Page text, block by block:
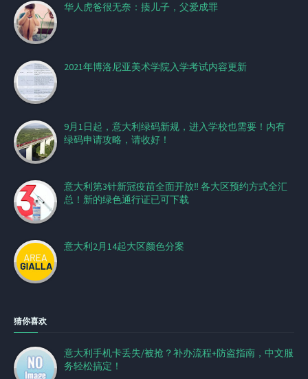
华人虎爸很无奈：揍儿子，父爱成罪
2021年博洛尼亚美术学院入学考试内容更新
9月1日起，意大利绿码新规，进入学校也需要！内有
绿码申请攻略，请收好！
意大利第3针新冠疫苗全面开放‼️ 各大区预约方式全汇
总！新的绿色通行证已可下载
意大利2月14起大区颜色分案
猜你喜欢
意大利手机卡丢失/被抢？补办流程+防盗指南，中文服
务轻松搞定！